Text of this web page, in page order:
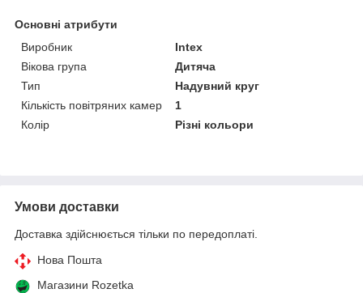
Основні атрибути
Виробник
Intex
Вікова група
Дитяча
Тип
Надувний круг
Кількість повітряних камер
1
Колір
Різні кольори
Умови доставки
Доставка здійснюється тільки по передоплаті.
Нова Пошта
Магазини Rozetka